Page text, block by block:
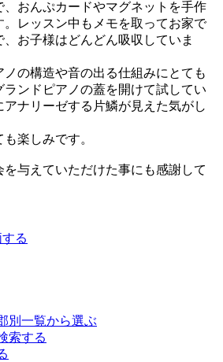
、おんぷカードやマグネットを手作
。レッスン中もメモを取ってお家で
お子様はどんどん吸収していま
の構造や音の出る仕組みにとても
ンドピアノの蓋を開けて試してい
アナリーゼする片鱗が見えた気がし
楽しみです。
を与えていただけた事にも感謝して
る
別一覧から選ぶ
索する